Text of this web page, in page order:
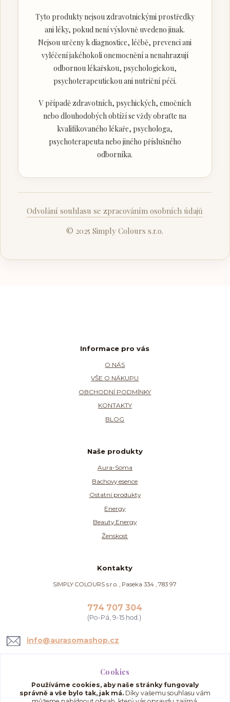
Tyto produkty nejsou zdravotnickými prostředky
ani léky, pokud není výslovně uvedeno jinak.
Nejsou určeny k diagnostice, léčbě, prevenci ani
vyléčení jakéhokoli onemocnění a nenahrazují
odbornou lékařskou, psychologickou,
psychoterapeutickou ani nutriční péči.
V případě zdravotních, psychických, emočních
nebo dlouhodobých obtíží se vždy obraťte na
kvalifikovaného lékaře, psychologa,
psychoterapeuta nebo jiného příslušného
odborníka.
Odvolání souhlasu se zpracováním osobních údajů
© 2025 Simply Colours s.r.o.
Informace pro vás
O NÁS
VŠE O NÁKUPU
OBCHODNÍ PODMÍNKY
KONTAKTY
BLOG
Naše produkty
Aura-Soma
Bachovy esence
Ostatní produkty
Energy
Beauty Energy
Ženskost
Kontakty
SIMPLY COLOURS s.r.o. , Paseka 334 , 783 97
774 707 304
(Po-Pá, 9-15 hod.)
info@aurasomashop.cz
Cookies
Používáme cookies, aby naše stránky fungovaly
správně a vše bylo tak, jak má. Díky vašemu souhlasu vám